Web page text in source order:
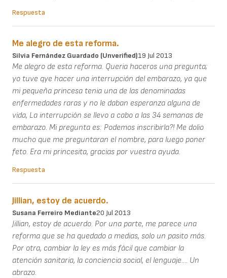
Respuesta
Me alegro de esta reforma.
Silvia Fernández Guardado (unverified)19 Jul 2013
Me alegro de esta reforma. Queria haceros una pregunta;
yo tuve qye hacer una interrupción del embarazo, ya que
mi pequeña princesa tenia una de las denominadas
enfermedades raras y no le daban esperanza alguna de
vida, La interrupción se llevo a cabo a las 34 semanas de
embarazo. Mi pregunta es: Podemos inscribirla?! Me dolio
mucho que me preguntaran el nombre, para luego poner
feto. Era mi princesita, gracias por vuestra ayuda.
Respuesta
Jillian, estoy de acuerdo.
Susana Ferreiro Mediante20 Jul 2013
Jillian, estoy de acuerdo. Por una parte, me parece una
reforma que se ha quedado a medias, solo un pasito más.
Por otra, cambiar la ley es más fácil que cambiar la
atención sanitaria, la conciencia social, el lenguaje.... Un
abrazo.